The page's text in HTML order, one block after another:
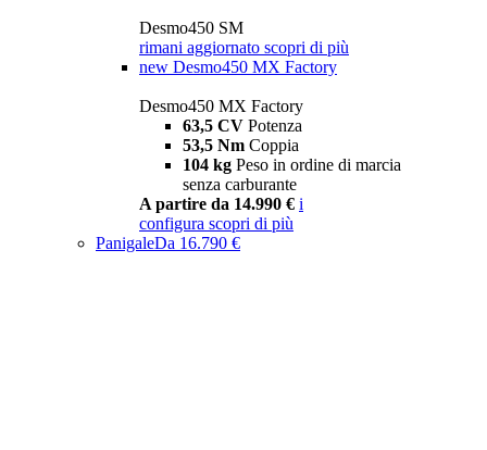
Desmo450 SM
rimani aggiornato scopri di più
new Desmo450 MX Factory
Desmo450 MX Factory
63,5 CV Potenza
53,5 Nm Coppia
104 kg Peso in ordine di marcia
senza carburante
A partire da 14.990 € i
configura scopri di più
PanigaleDa 16.790 €